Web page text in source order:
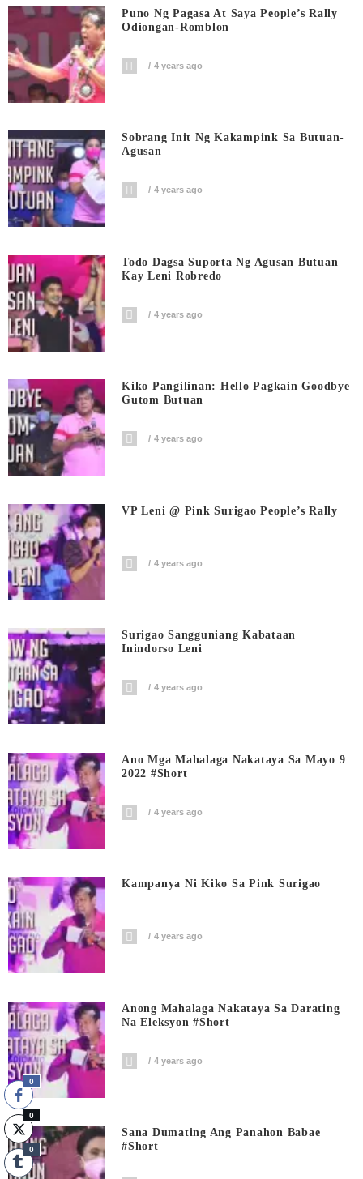
Puno Ng Pagasa At Saya People’s Rally
Odiongan-Romblon
4 years ago
Sobrang Init Ng Kakampink Sa Butuan-
Agusan
4 years ago
Todo Dagsa Suporta Ng Agusan Butuan
Kay Leni Robredo
4 years ago
Kiko Pangilinan: Hello Pagkain Goodbye
Gutom Butuan
4 years ago
VP Leni @ Pink Surigao People’s Rally
4 years ago
Surigao Sangguniang Kabataan
Inindorso Leni
4 years ago
Ano Mga Mahalaga Nakataya Sa Mayo 9
2022 #short
4 years ago
Kampanya Ni Kiko Sa Pink Surigao
4 years ago
Anong Mahalaga Nakataya Sa Darating
Na Eleksyon #short
4 years ago
Sana Dumating Ang Panahon Babae
#short
0
0
0